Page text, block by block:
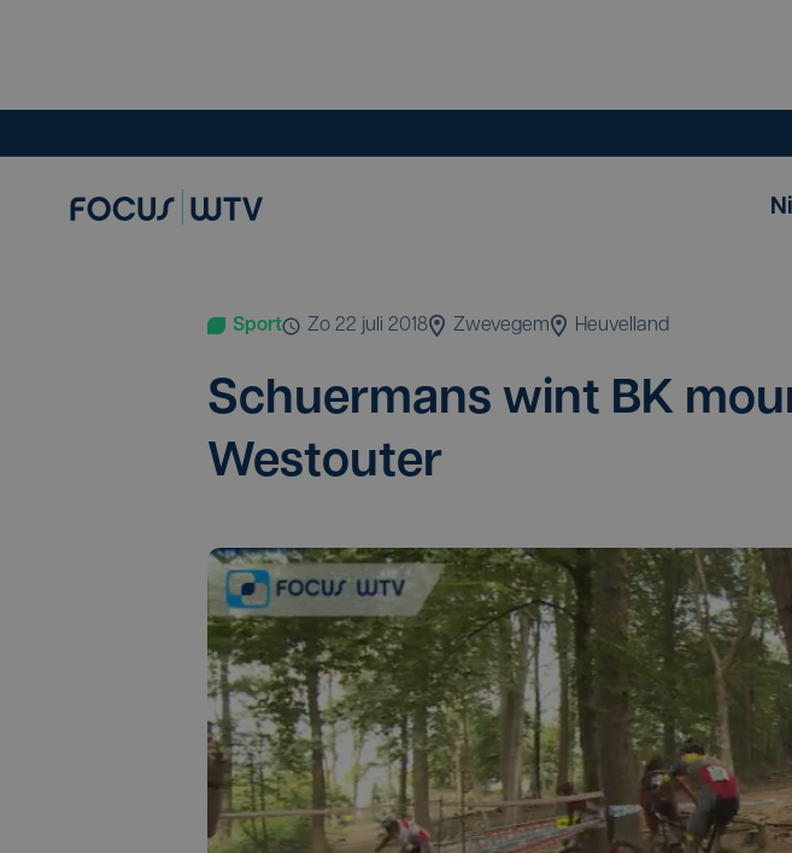
Sport zo 22 juli 2018 Zwevegem Heuvelland
Schu­er­mans wint BK
Westouter